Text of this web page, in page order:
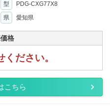
型
PDG-CXG77X8
県 愛知県
格
ださい。
こちら